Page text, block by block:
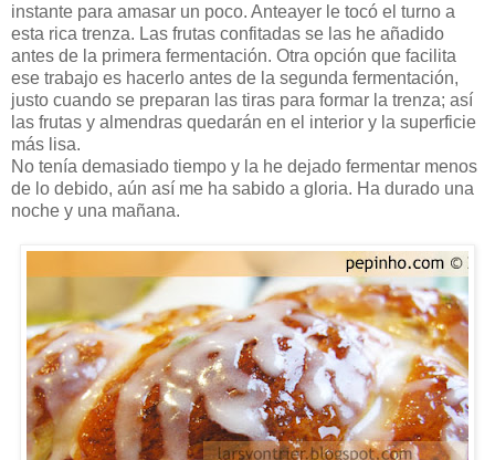
instante para amasar un poco. Anteayer le tocó el turno a
esta rica trenza. Las frutas confitadas se las he añadido
antes de la primera fermentación. Otra opción que facilita
ese trabajo es hacerlo antes de la segunda fermentación,
justo cuando se preparan las tiras para formar la trenza; así
las frutas y almendras quedarán en el interior y la superficie
más lisa.
No tenía demasiado tiempo y la he dejado fermentar menos
de lo debido, aún así me ha sabido a gloria. Ha durado una
noche y una mañana.